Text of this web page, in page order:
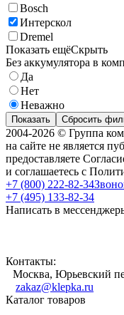
Bosch
Интерскол
Dremel
Показать ещёСкрыть
Без аккумулятора в
Да
Нет
Неважно
Показать Сбросить
2004-2026 © Группа
на сайте не является
предоставляете
и соглашаетесь с
+7 (800) 222-82-34
+7 (495) 133-82-34
Написать в
Контакты:
Москва, Юрьевский
zakaz@klepka.ru
Каталог товаров